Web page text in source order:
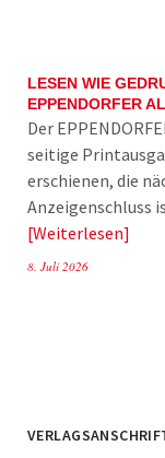
LESEN WIE
EPPENDORFER
Der
seitige
erschienen, die
Weiterlesen
8. Juli 2026